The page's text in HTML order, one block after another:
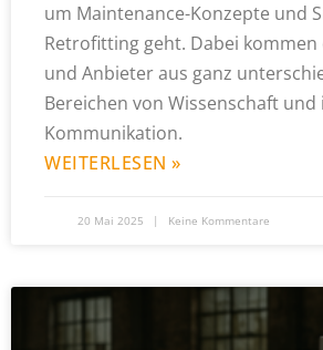
um Maintenance-Konzepte und
Retrofitting geht. Dabei kommen
und Anbieter aus ganz
Bereichen von Wissenschaft
Kommunikation.
WEITERLESEN »
20 Mai 2025 Keine Kommentare